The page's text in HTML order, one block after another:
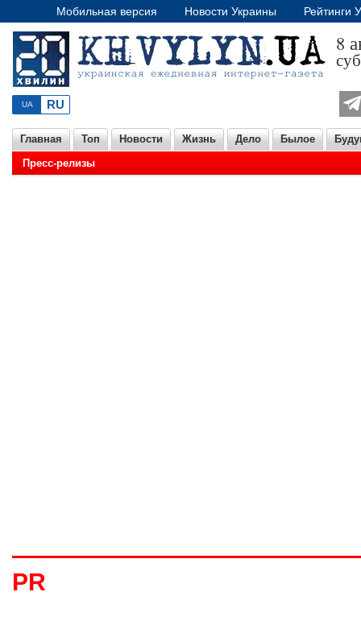
Мобильная версия Новости Украины Рейтинги
8
Главная Топ Новости Жизнь Дело Былое
Пресс-релизы
PR